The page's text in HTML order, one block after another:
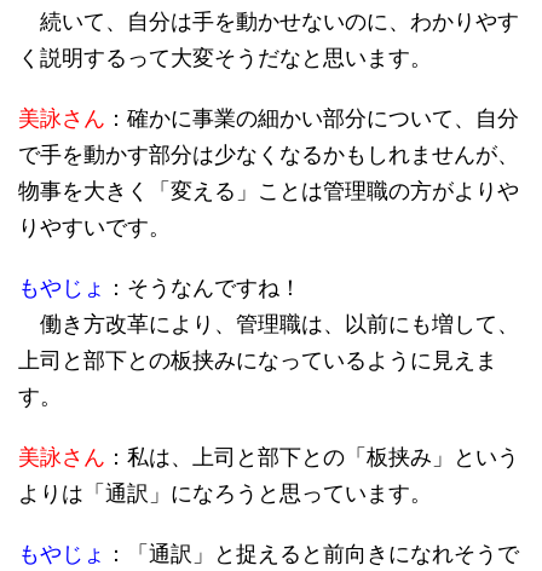
続いて、自分は手を動かせないのに、わかりやす
く説明するって大変そうだなと思います。
美詠さん ：確かに事業の細かい部分について、自分
で手を動かす部分は少なくなるかもしれませんが、
物事を大きく「変える」ことは管理職の方がよりや
りやすいです。
もやじょ ：そうなんですね！
働き方改革により、管理職は、以前にも増して、
上司と部下との板挟みになっているように見えま
す。
美詠さん ：私は、上司と部下との「板挟み」という
よりは「通訳」になろうと思っています。
もやじょ ：「通訳」と捉えると前向きになれそうで